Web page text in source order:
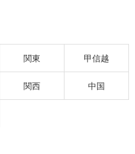
関東 甲信越
関西 中国